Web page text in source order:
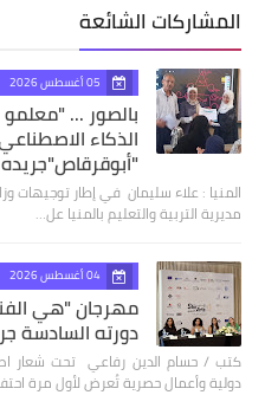
المشاركات الشائعة
05 أغسطس 2026
بالصور ...
الذكاء
"أبوقرقاص"جريده
المنيا : علاء سليمان في إطار توجيهات
مديرية التربية والتعليم بالمنيا عل…
04 أغسطس 2026
دورته السادسة
كتب / حسام الدين رفاعي تحت شعار
دولية وأعمال حصرية تُعرض لأول مرة